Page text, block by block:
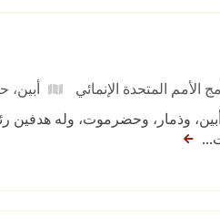
الأمم المتحدة الإنمائي أبين،
أبين، وذمار، وحضرموت، وله هدفين